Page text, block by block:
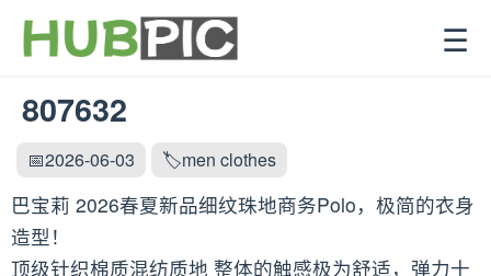
☰
807632
📅2026-06-03 🏷️men clothes
巴宝莉 2026春夏新品细纹珠地商务Polo，极简的衣身
造型！
顶级针织棉质混纺质地 整体的触感极为舒适，弹力十